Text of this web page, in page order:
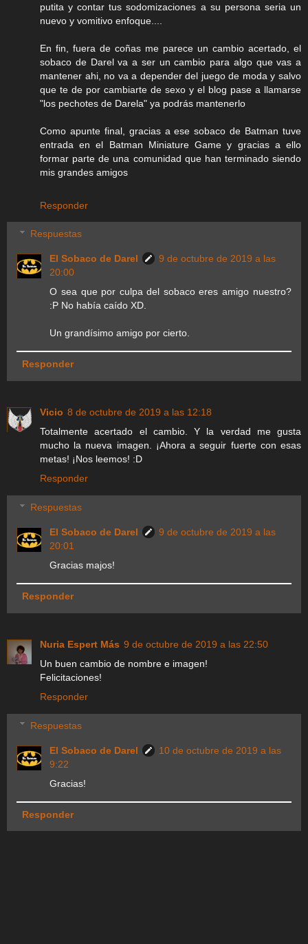
putita y contar tus sodomizaciones a su persona seria un
nuevo y vomitivo enfoque....
En fin, fuera de coñas me parece un cambio acertado, el
sobaco de Darel va a ser un cambio para algo que vas a
mantener ahi, no va a depender del juego de moda y salvo
que te de por cambiarte de sexo y el blog pase a llamarse
"los pechotes de Darela" ya podrás mantenerlo
Como apunte final, gracias a ese sobaco de Batman tuve
entrada en el Batman Miniature Game y gracias a ello
formar parte de una comunidad que han terminado siendo
mis grandes amigos
Responder
Respuestas
El Sobaco de Darel
9 de octubre de 2019 a las
20:00
O sea que por culpa del sobaco eres amigo nuestro?
:P No había caído XD.
Un grandísimo amigo por cierto.
Responder
Vicio 8 de octubre de 2019 a las 12:18
Totalmente acertado el cambio. Y la verdad me gusta
mucho la nueva imagen. ¡Ahora a seguir fuerte con esas
metas! ¡Nos leemos! :D
Responder
Respuestas
El Sobaco de Darel
9 de octubre de 2019 a las
20:01
Gracias majos!
Responder
Nuria Espert Más 9 de octubre de 2019 a las 22:50
Un buen cambio de nombre e imagen!
Felicitaciones!
Responder
Respuestas
El Sobaco de Darel
10 de octubre de 2019 a las
9:22
Gracias!
Responder